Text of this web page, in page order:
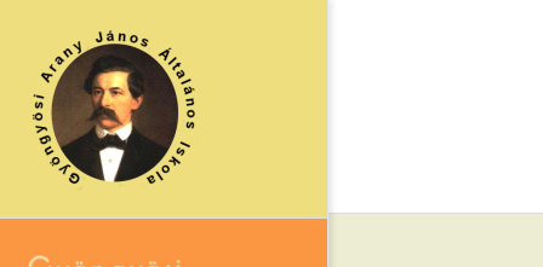
content